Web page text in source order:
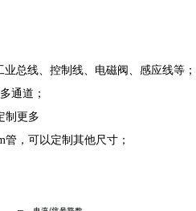
总线、控制线、电磁阀、感应线等；
通道；
制更多
，可以定制其他尺寸；